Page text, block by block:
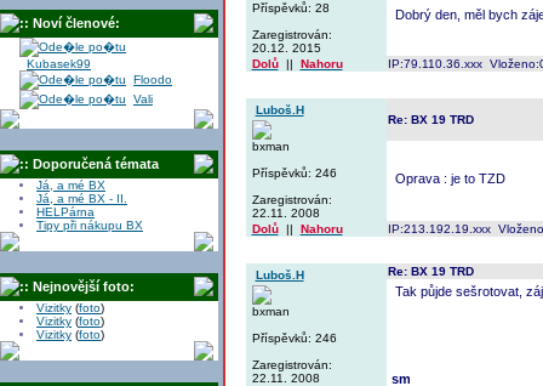
:: Noví členové:
Kubasek99
Floodo
Vali
:: Doporučená témata
Já, a mé BX
Já, a mé BX - II.
HELPárna
Tipy při nákupu BX
:: Nejnovější foto:
Vizitky (foto)
Vizitky (foto)
Vizitky (foto)
Příspěvků: 28
Zaregistrován:
20.12. 2015
Dobrý den, měl bych
Dolů|| Nahoru IP:79.110.36.xxx
Luboš.H
bxman
Příspěvků: 246
Zaregistrován:
22.11. 2008
Re: BX 19 TRD
Oprava : je to TZD
Dolů|| Nahoru IP:213.192.19.xxx
Luboš.H
bxman
Příspěvků: 246
Zaregistrován:
22.11. 2008
Re: BX 19 TRD
Tak půjde sešrotovat,